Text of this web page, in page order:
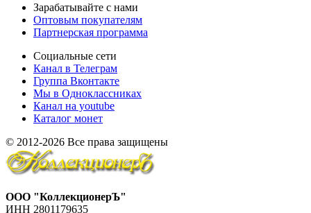
Зарабатывайте с нами
Оптовым покупателям
Партнерская программа
Социальные сети
Канал в Телеграм
Группа Вконтакте
Мы в Одноклассниках
Канал на youtube
Каталог монет
© 2012-2026 Все права защищены
ООО "КоллекционерЪ"
ИНН 2801179635